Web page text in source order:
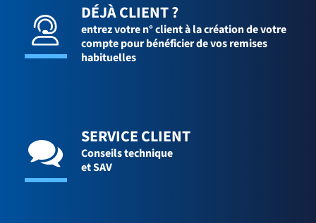
DÉJÀ CLIENT ?
entrez votre n° client à la création de votre
compte pour bénéficier de vos remises
habituelles
SERVICE CLIENT
Conseils technique
et SAV